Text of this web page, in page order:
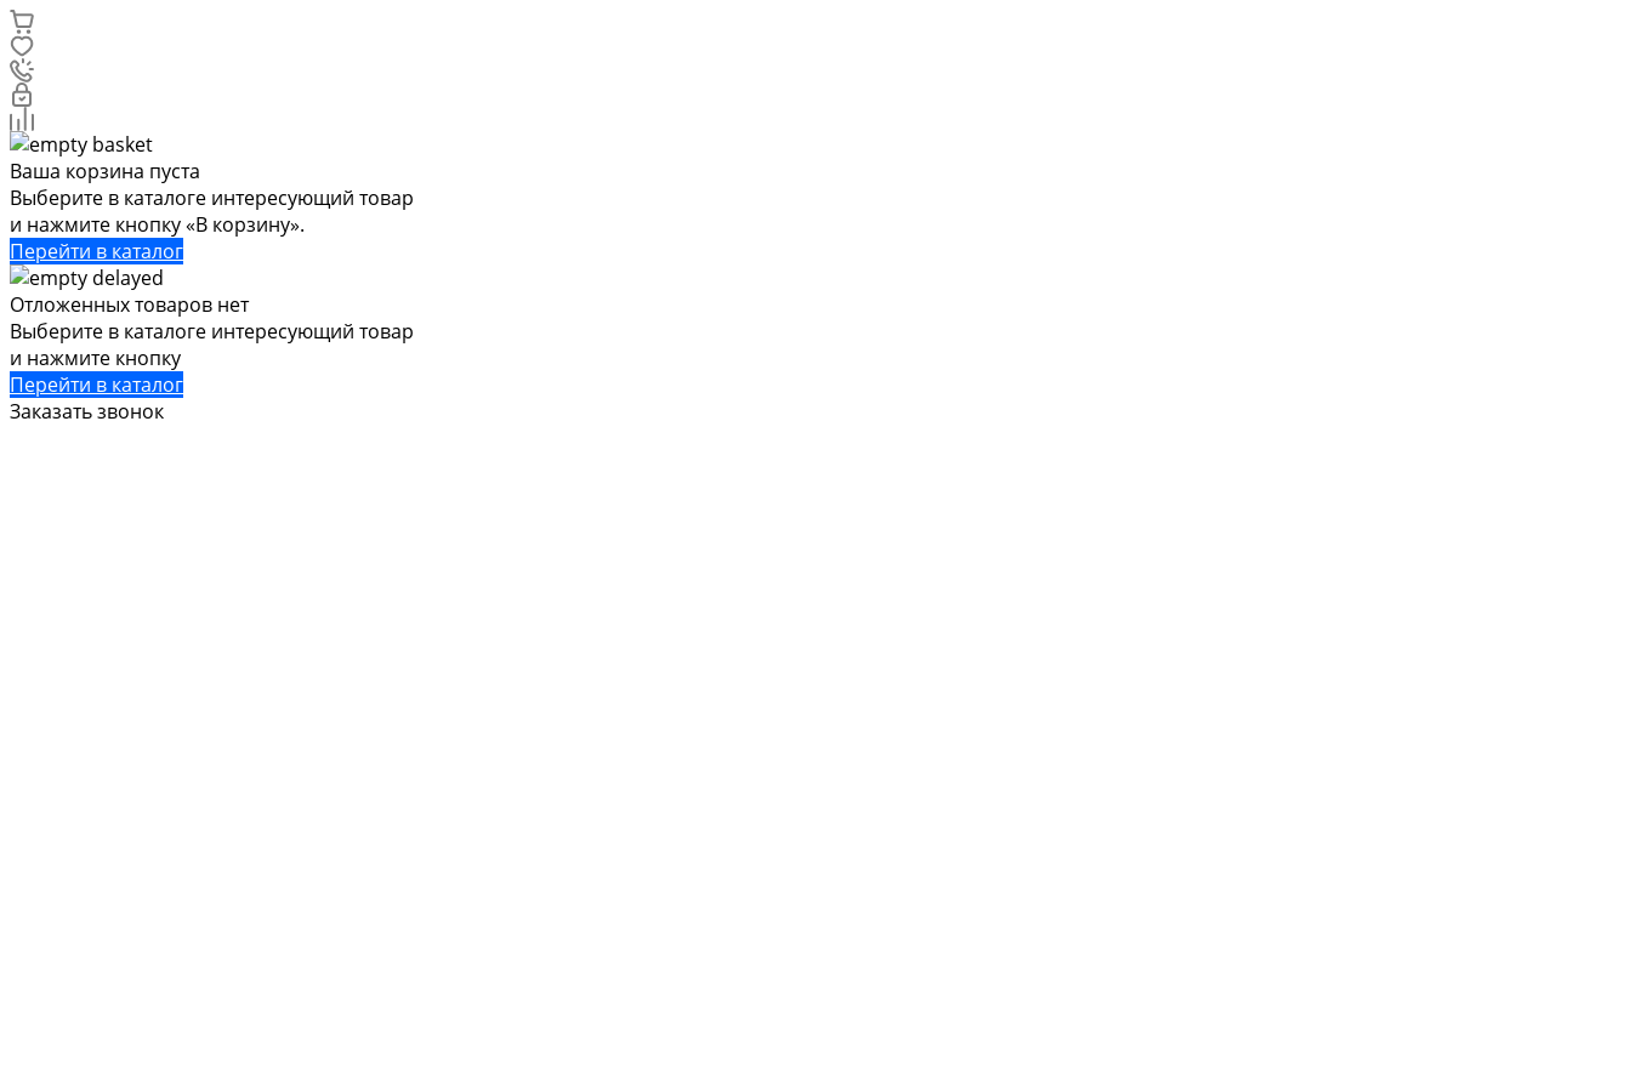
Ваша корзина пуста
Выберите в каталоге интересующий товар
и нажмите кнопку «В корзину».
Перейти в каталог
Отложенных товаров нет
Выберите в каталоге интересующий товар
и нажмите кнопку
Перейти в каталог
Заказать звонок